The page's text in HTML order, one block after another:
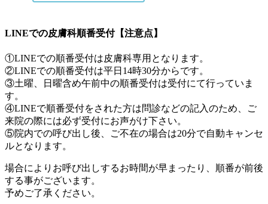
LINEでの皮膚科順番受付【注意点】
①LINEでの順番受付は皮膚科専用 となります。
②LINEでの順番受付は平日14時30分からです。
③土曜、日曜含め午前中の順番受付は受付にて行っていま
す。
④LINEで順番受付をされた方は問診などの記入のため、
ご
来院の際には必ず受付にお声がけ下さい。
⑤院内での呼び出し後、
ご不在の場合は20分で自動キャンセ
ルとなります。
場合によりお呼び出しするお時間が早まったり、順番が前後
する事がございます。
予めご了承ください。